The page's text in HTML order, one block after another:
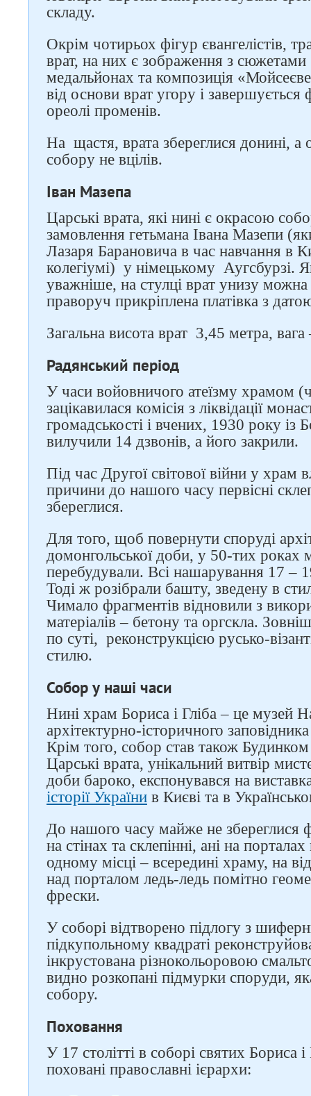
складу.
Окрім чотирьох фігур євангелістів,
врат, на них є зображення з сюжетами
медальйонах та композиція
від основи врат угору і
ореолі променів.
На щастя, врата збереглися донині, а
собору не вцілів.
Іван Мазепа
Царські врата, які нині є окрасою
замовлення гетьмана Івана Мазепи
Лазаря Барановича в час навчання в
колегіумі) у німецькому Аугсбурзі.
уважніше, на стулці врат унизу
праворуч прикріплена платівка з
Загальна висота врат 3,45 метра, вага
Радянський період
У часи войовничого атеїзму храмом
зацікавилася комісія з ліквідації
громадськості і вчених, 1930 року із
вилучили 14 дзвонів, а його закрили.
Під час Другої світової війни у храм
причини до нашого часу первісні
збереглися.
Для того, щоб повернути споруді
домонгольської доби, у 50-тих роках
перебудували. Всі нашарування 17 –
Тоді ж розібрали башту, зведену в
Чимало фрагментів відновили з
матеріалів – бетону та оргскла.
по суті, реконструкцією русько-
стилю.
Собор у наші часи
Нині храм Бориса і Гліба – це музей
архітектурно-історичного
Крім того, собор став також
Царські врата, унікальний витвір
доби бароко, експонувався на
історії України в Києві та в
До нашого часу майже не збереглися
на стінах та склепінні, ані на
одному місці – всередині храму, на
над порталом ледь-ледь помітно
фрески.
У соборі відтворено підлогу з
підкупольному квадраті
інкрустована різнокольоровою
видно розкопані підмурки споруди,
собору.
Поховання
У 17 столітті в соборі святих Бориса і
поховані православні ієрархи: